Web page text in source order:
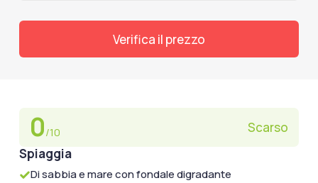
Verifica il prezzo
0/10
Scarso
Spiaggia
Di sabbia e mare con fondale digradante